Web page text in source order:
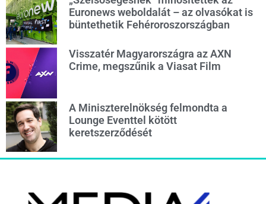
Euronews weboldalát – az olvasókat is
büntethetik Fehéroroszországban
Visszatér Magyarországra az AXN
Crime, megszűnik a Viasat Film
A Miniszterelnökség felmondta a
Lounge Eventtel kötött
keretszerződését